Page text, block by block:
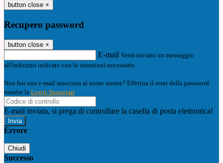
button close ×
Recupero password
button close ×
E-mail Verrà inviato un messaggio
all'indirizzo indicato con le istruzioni necessarie.
Non hai una e-mail associata al nome utente? Effettua il reset della password
tramite la Login Spaggiari
E-mail inviata, si prega di controllare la casella di posta elettronica!
Errore
Chiudi
Successo